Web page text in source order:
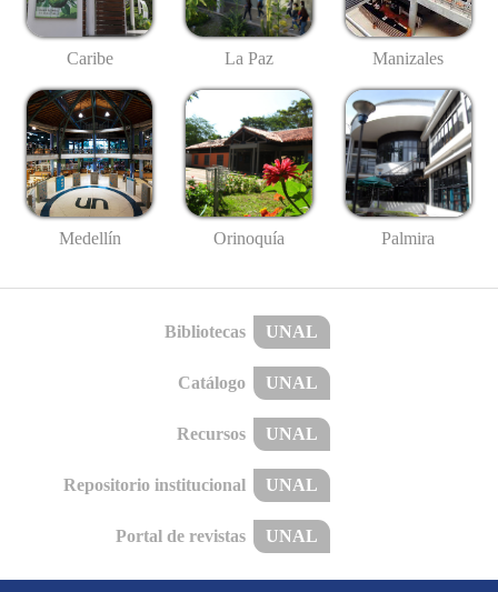
Caribe La Paz Manizales
Medellín Orinoquía Palmira
Bibliotecas UNAL
Catálogo UNAL
Recursos UNAL
Repositorio institucional UNAL
Portal de revistas UNAL